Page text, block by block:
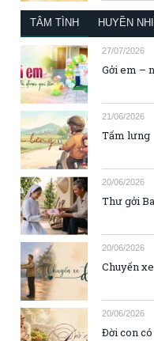
TÂM TÌNH HUYỀN
27/07/2026
Gởi em –
21/06/2026
Tấm lưng
20/06/2026
Thư gởi Ba
20/06/2026
Chuyến
20/06/2026
Đời con có